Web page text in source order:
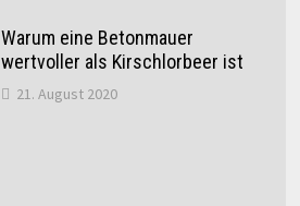
Warum eine Betonmauer
wertvoller als Kirschlorbeer ist
21. August 2020